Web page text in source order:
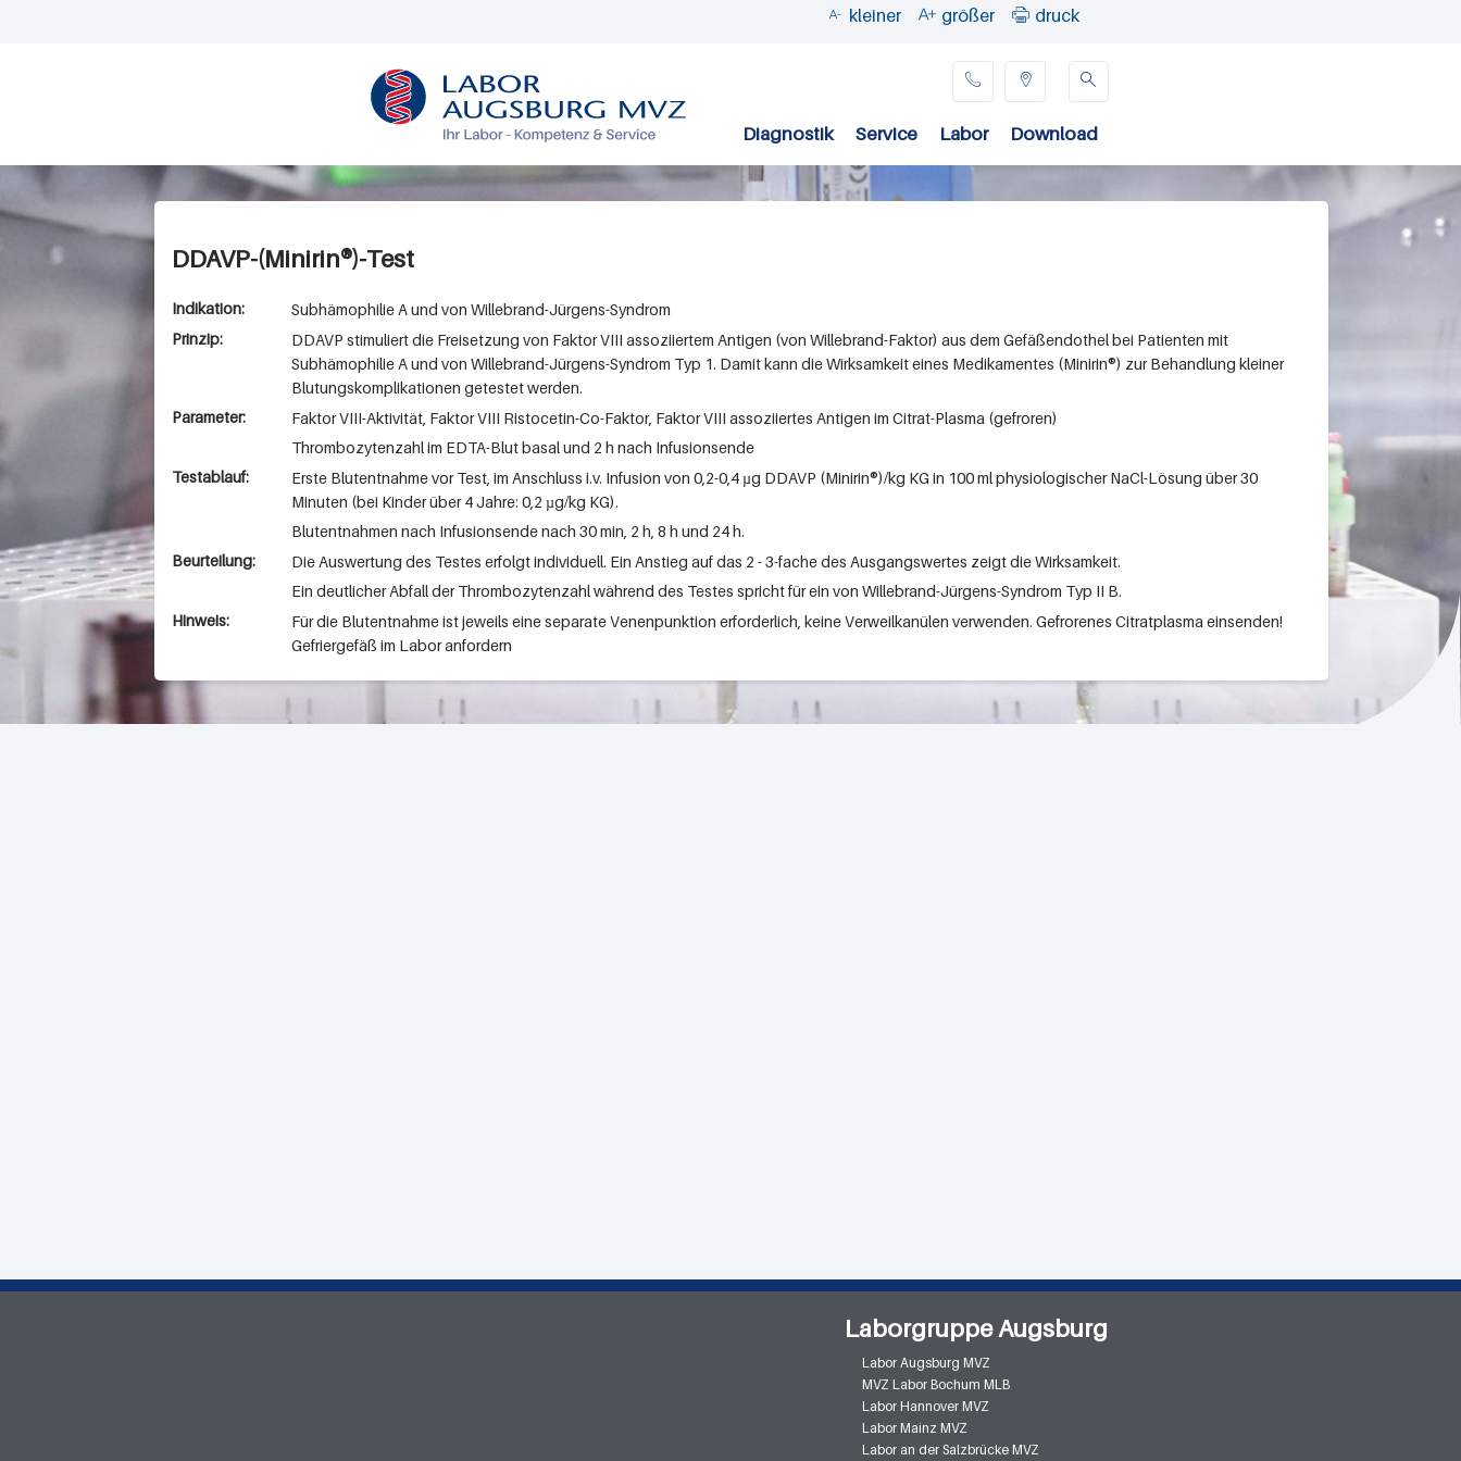
 kleiner  größer  druck
O

Diagnostik Service Labor Download
 
DDAVP-(Minirin®)-Test
Indikation:
Subhämophilie A und von Willebrand-Jürgens-Syndrom
Prinzip:
DDAVP stimuliert die Freisetzung von Faktor VIII assoziiertem Antigen (von Willebrand-Faktor) aus dem Gefäßendothel bei Patienten mit
Subhämophilie A und von Willebrand-Jürgens-Syndrom Typ 1. Damit kann die Wirksamkeit eines Medikamentes (Minirin®) zur Behandlung kleiner
Blutungskomplikationen getestet werden.
Parameter:
Faktor VIII-Aktivität, Faktor VIII Ristocetin-Co-Faktor, Faktor VIII assoziiertes Antigen im Citrat-Plasma (gefroren)
Thrombozytenzahl im EDTA-Blut basal und 2 h nach Infusionsende
Testablauf:
Erste Blutentnahme vor Test, im Anschluss i.v. Infusion von 0,2-0,4 µg DDAVP (Minirin®)/kg KG in 100 ml physiologischer NaCl-Lösung über 30
Minuten (bei Kinder über 4 Jahre: 0,2 µg/kg KG).
Blutentnahmen nach Infusionsende nach 30 min, 2 h, 8 h und 24 h.
Beurteilung:
Die Auswertung des Testes erfolgt individuell. Ein Anstieg auf das 2 - 3-fache des Ausgangswertes zeigt die Wirksamkeit.
Ein deutlicher Abfall der Thrombozytenzahl während des Testes spricht für ein von Willebrand-Jürgens-Syndrom Typ II B.
Hinweis:
Für die Blutentnahme ist jeweils eine separate Venenpunktion erforderlich, keine Verweilkanülen verwenden. Gefrorenes Citratplasma einsenden!
Gefriergefäß im Labor anfordern
Laborgruppe Augsburg
Labor Augsburg MVZ
MVZ Labor Bochum MLB
Labor Hannover MVZ
Labor Mainz MVZ
Labor an der Salzbrücke MVZ